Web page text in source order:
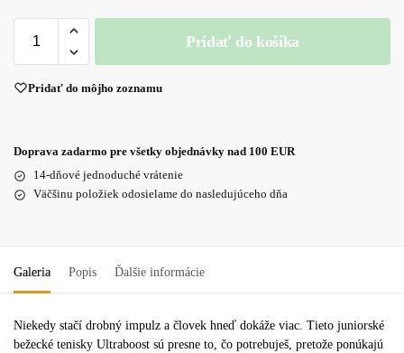
Pridať do košíka
Pridať do môjho zoznamu
Doprava zadarmo pre všetky objednávky nad 100 EUR
14-dňové jednoduché vrátenie
Väčšinu položiek odosielame do nasledujúceho dňa
Galeria Popis Ďalšie informácie
Niekedy stačí drobný impulz a človek hneď dokáže viac. Tieto juniorské
bežecké tenisky Ultraboost sú presne to, čo potrebuješ, pretože ponúkajú